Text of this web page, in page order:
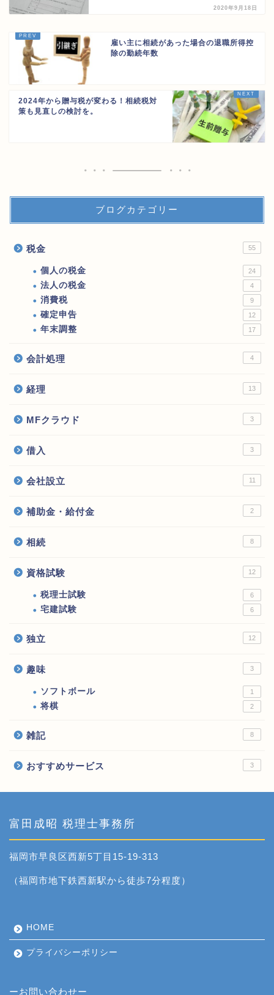
2020年9月18日
雇い主に相続があった場合の退職所得控
除の勤続年数
2024年から贈与税が変わる！相続税対
策も見直しの検討を。
ブログカテゴリー
税金 55
個人の税金 24
法人の税金 4
消費税 9
確定申告 12
年末調整 17
会計処理 4
経理 13
MFクラウド 3
借入 3
会社設立 11
補助金・給付金 2
相続 8
資格試験 12
税理士試験 6
宅建試験 6
独立 12
趣味 3
ソフトボール 1
将棋 2
雑記 8
おすすめサービス 3
富田成昭 税理士事務所
福岡市早良区西新5丁目15-19-313
（福岡市地下鉄西新駅から徒歩7分程度）
HOME
プライバシーポリシー
ーお問い合わせー